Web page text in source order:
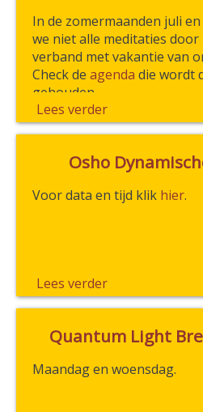
In de zomermaanden juli
we niet alle meditaties
verband met vakantie van
Check de agenda die wordt
gehouden.
Lees verder
Osho
Voor data en tijd klik hier.
Lees verder
Quantum Light
Maandag en woensdag.